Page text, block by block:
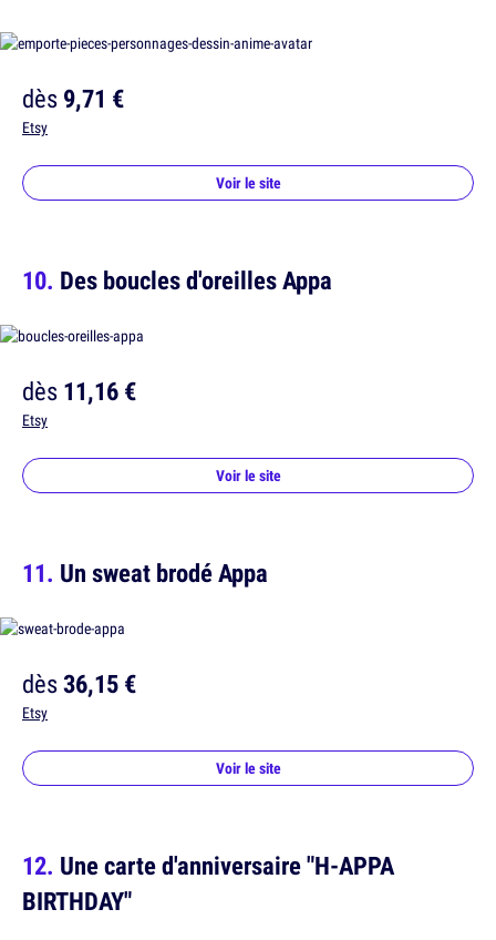
dès9,71 €
Etsy
Voir le site
Des boucles d'oreilles Appa
dès11,16 €
Etsy
Voir le site
Un sweat brodé Appa
dès36,15 €
Etsy
Voir le site
Une carte d'anniversaire "H-APPA
BIRTHDAY"